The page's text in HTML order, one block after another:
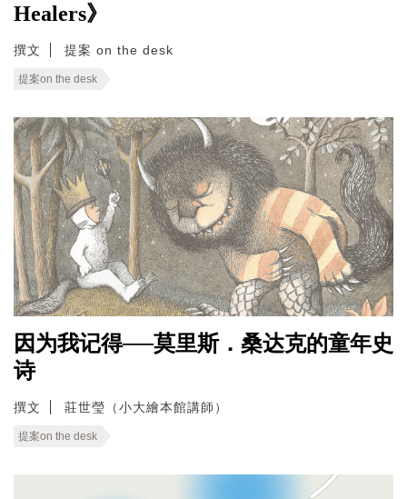
Healers》
撰文 提案 on the desk
提案on the desk
因为我记得──莫里斯．桑达克的童年史
诗
撰文 莊世瑩（小大繪本館講師）
提案on the desk